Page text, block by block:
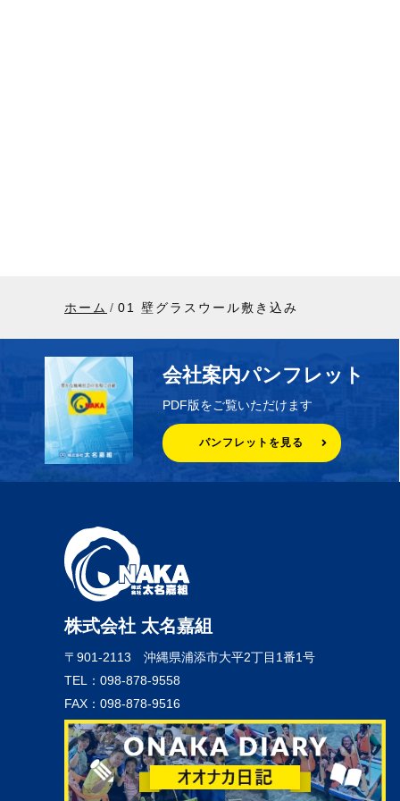
ホーム 01 壁グラスウール敷き込み
会社案内パンフレット
PDF版をご覧いただけます
パンフレットを見る
株式会社 太名嘉組
〒901-2113 沖縄県浦添市大平2丁目1番1号
TEL：098-878-9558
FAX：098-878-9516